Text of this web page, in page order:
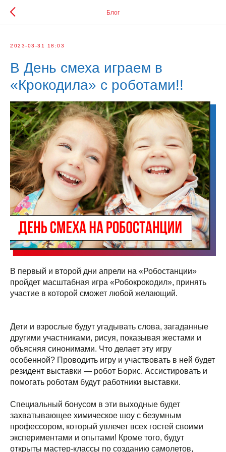
Блог
2023-03-31 18:03
В День смеха играем в
«Крокодила» с роботами!!
В первый и второй дни апрели на «Робостанции»
пройдет масштабная игра «Робокрокодил», принять
участие в которой сможет любой желающий.
Дети и взрослые будут угадывать слова, загаданные
другими участниками, рисуя, показывая жестами и
объясняя синонимами. Что делает эту игру
особенной? Проводить игру и участвовать в ней будет
резидент выставки — робот Борис. Ассистировать и
помогать роботам будут работники выставки.
Специальный бонусом в эти выходные будет
захватывающее химическое шоу с безумным
профессором, который увлечет всех гостей своими
экспериментами и опытами! Кроме того, будут
открыты мастер-классы по созданию самолетов,